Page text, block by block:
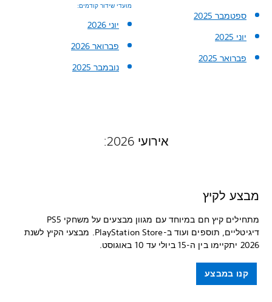
מועדי שידור קודמים:
יוני 2026
פברואר 2026
נובמבר 2025
ספטמבר 2025
יוני 2025
פברואר 2025
אירועי 2026:
מבצע לקיץ
מתחילים קיץ חם במיוחד עם מגוון מבצעים על משחקי PS5
דיגיטליים, תוספים ועוד ב-PlayStation Store. מבצעי הקיץ לשנת
2026 יתקיימו בין ה-15 ביולי עד 10 באוגוסט.
קנו במבצע